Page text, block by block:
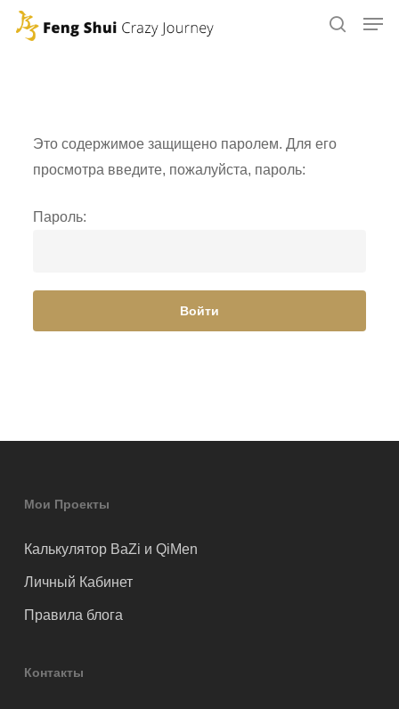
Skip
Это содержимое защищено паролем. Для его
просмотра введите, пожалуйста, пароль:
Пароль:
Мои Проекты
Калькулятор BaZi и QiMen
Личный Кабинет
Правила блога
Контакты